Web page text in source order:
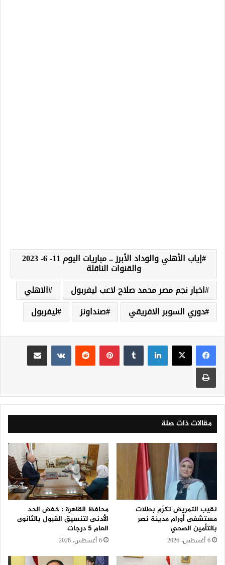
إياب الأهلي والوداد الأبرز .. مباريات اليوم 11- 6- 2023
والقنوات الناقلة
اخبار نجم مصر محمد صلاح لاعب ليفربول
الاهلي
دوري السوبر الافريقي
صنداونز ليفربول
لينكدإن بينتيريست
مقالات ذات صلة
نقيب التمريض تكرّم بطلات
مستشفى أورام مدينة نصر
بالتأمين الصحي
6 أغسطس، 2026
محافظ القاهرة : خفض الحد
الأدنى لتنسيق القبول بالثانوى
العام 5 درجات
6 أغسطس، 2026